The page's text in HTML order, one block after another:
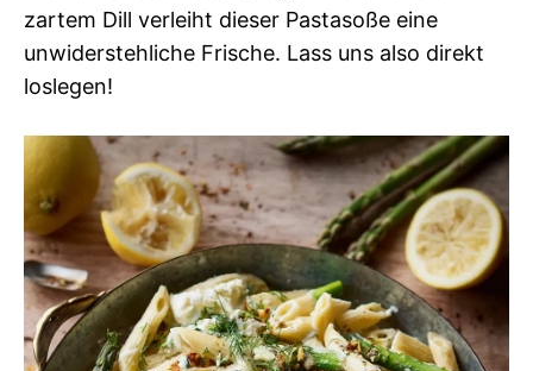
zartem Dill verleiht dieser Pastasoße eine
unwiderstehliche Frische. Lass uns also direkt
loslegen!